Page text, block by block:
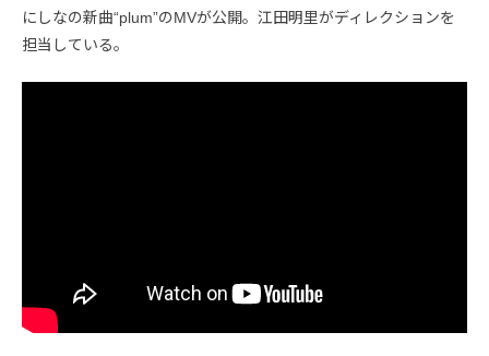
にしなの新曲“plum”のMVが公開。江田明里がディレクションを
担当している。